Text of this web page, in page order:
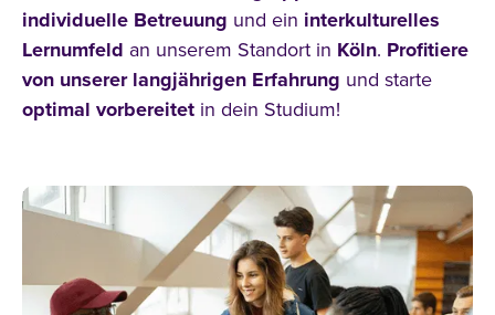
individuelle Betreuung und ein interkulturelles
Lernumfeld an unserem Standort in Köln. Profitiere
von unserer langjährigen Erfahrung und starte
optimal vorbereitet in dein Studium!